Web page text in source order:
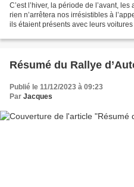
C’est l’hiver, la période de l’avant,
rien n’arrêtera nos irrésistibles à
ils étaient présents avec leurs
Résumé du Rallye
Publié le 11/12/2023 à 09:23
Par Jacques